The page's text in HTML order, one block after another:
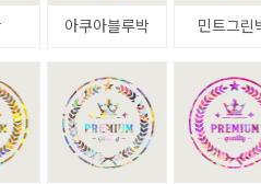
아쿠아블루박 민트그린